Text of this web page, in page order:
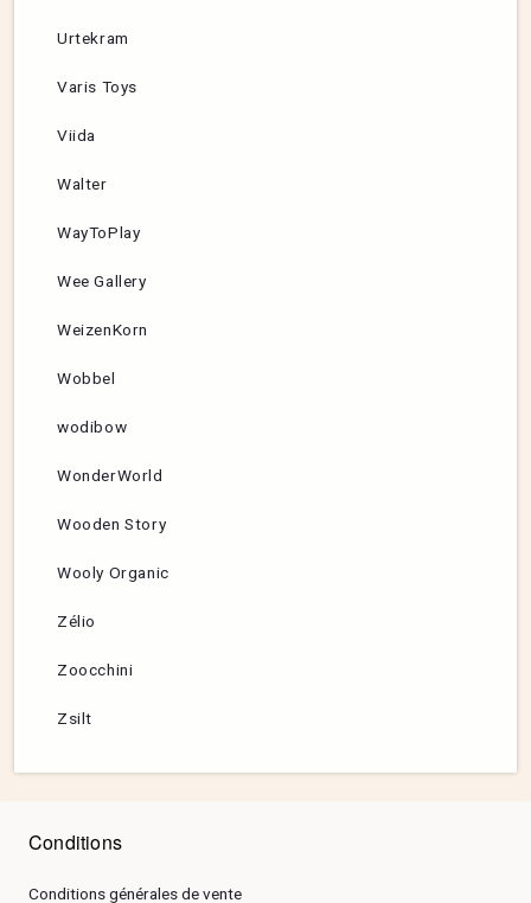
Urtekram
Varis Toys
Viida
Walter
WayToPlay
Wee Gallery
WeizenKorn
Wobbel
wodibow
WonderWorld
Wooden Story
Wooly Organic
Zélio
Zoocchini
Zsilt
Conditions
Conditions générales de vente